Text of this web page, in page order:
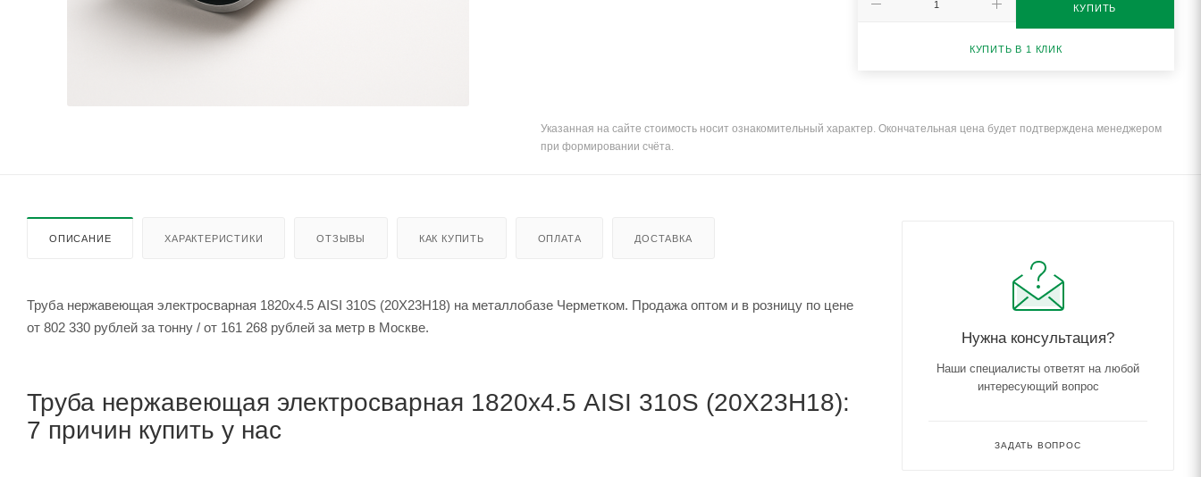
КУПИТЬ
КУПИТЬ В 1 КЛИК
Указанная на сайте стоимость носит ознакомительный характер. Окончательная цена будет подтверждена менеджером
при формировании счёта.
ОПИСАНИЕ ХАРАКТЕРИСТИКИ ОТЗЫВЫ КАК КУПИТЬ ОПЛАТА ДОСТАВКА
Труба нержавеющая электросварная 1820х4.5 AISI 310S (20Х23Н18) на металлобазе Черметком. Продажа оптом и в розницу по цене
от 802 330 рублей за тонну / от 161 268 рублей за метр в Москве.
Труба нержавеющая электросварная 1820х4.5 AISI 310S (20Х23Н18):
7 причин купить у нас
Нужна консультация?
Наши специалисты ответят на любой
интересующий вопрос
ЗАДАТЬ ВОПРОС